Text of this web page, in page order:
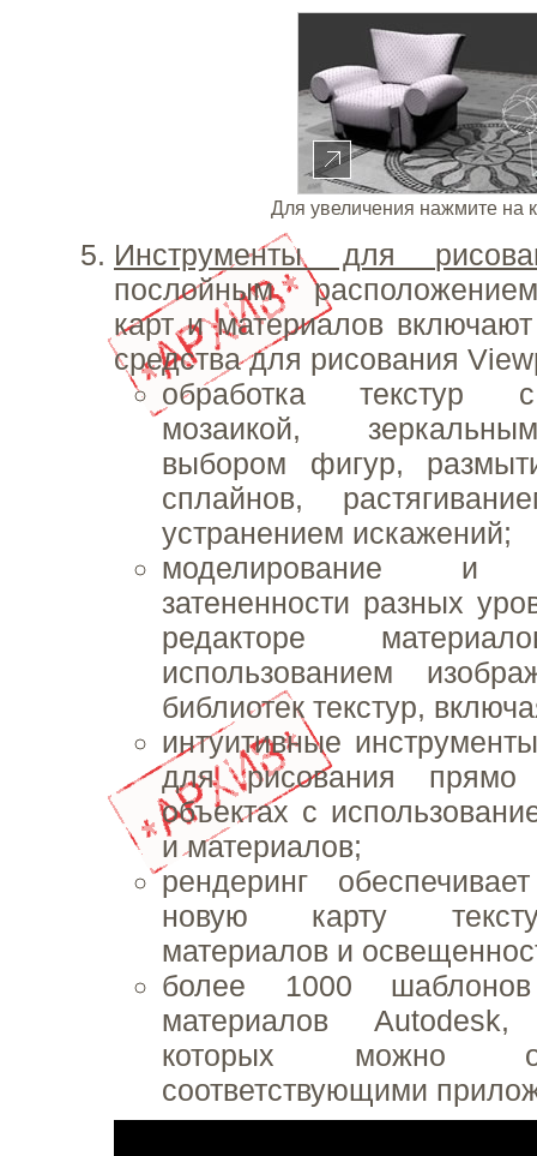
Для увеличения нажмите на
Инструменты для
послойным
карт и материалов
средства для рисования
обработка текстур
мозаикой,
выбором фигур,
сплайнов,
устранением искажений;
моделирование и
затененности разных
редакторе
использованием
библиотек текстур,
интуитивные
для рисования прямо
объектах с
и материалов;
рендеринг
новую карту
материалов и
более 1000
материалов
которых можно
соответствующими